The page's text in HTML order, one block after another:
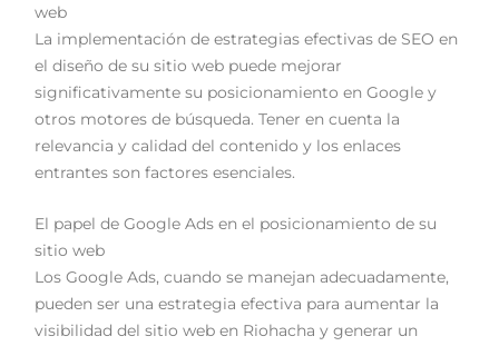
web
La implementación de estrategias efectivas de SEO en
el diseño de su sitio web puede mejorar
significativamente su posicionamiento en Google y
otros motores de búsqueda. Tener en cuenta la
relevancia y calidad del contenido y los enlaces
entrantes son factores esenciales.
El papel de Google Ads en el posicionamiento de su
sitio web
Los Google Ads, cuando se manejan adecuadamente,
pueden ser una estrategia efectiva para aumentar la
visibilidad del sitio web en Riohacha y generar un